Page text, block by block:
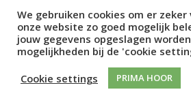
We gebruiken cookies om er
onze website zo goed mogelijk
jouw gegevens opgeslagen
mogelijkheden bij de 'cookie
Cookie settings
PRIMA HOOR